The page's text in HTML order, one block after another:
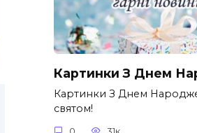
Картинки З Днем
Картинки З Днем
святом!